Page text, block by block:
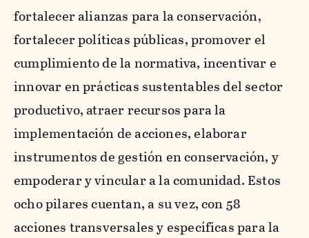
fortalecer alianzas para la conservación,
fortalecer políticas públicas, promover el
cumplimiento de la normativa, incentivar e
innovar en prácticas sustentables del sector
productivo, atraer recursos para la
implementación de acciones, elaborar
instrumentos de gestión en conservación, y
empoderar y vincular a la comunidad. Estos
ocho pilares cuentan, a su vez, con 58
acciones transversales y específicas para la